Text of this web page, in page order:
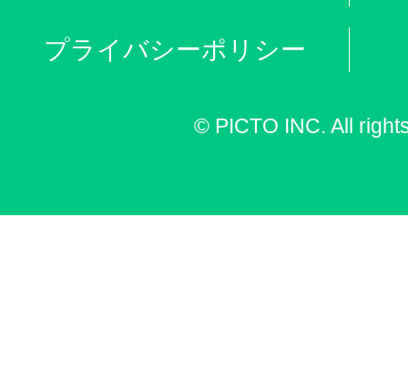
プライバシーポリシー
© PICTO INC. All